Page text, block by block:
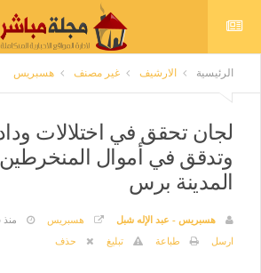
الرئيسية الارشيف غير مصنف هسبريس
لجان تحقق في اختلالات
وتدقق في أموال المنخرطين
المدينة برس
هسبريس - عبد الإله شبل هسبريس منذ
ارسل
طباعة تبليغ حذف